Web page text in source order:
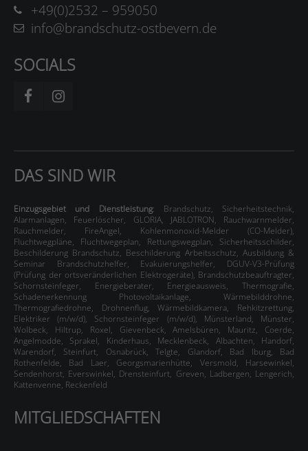
+49(0)2532 – 959050
info@brandschutz-ostbevern.de
SOCIALS
DAS SIND WIR
Einzugsgebiet und Dienstleistung: Brandschutz, Sicherheitstechnik,
Alarmanlagen, Feuerlöscher, GLORIA, JABLOTRON, Rauchwarnmelder,
Rauchmelder, FireAngel, Kohlenmonoxid-Melder (CO-Melder),
Fluchtwegpläne, Fluchtwegeplan, Rettungswegplan, Sicherheitsschilder,
Beschilderung Brandschutz, Beschilderung Arbeitsschutz, Ausbildung &
Seminar Brandschutzhelfer, Evakuierungshelfer, DGUV-V3-Prüfung
(Prüfung der ortsveränderlichen Elektrogeräte), Brandschutzbeauftragter,
Schornsteinfeger, Energieberater, Energieausweis,Thermografie,
Schadenerkennung
Photovoltaikanlage, Wärmebilddrohne,
Thermografiedrohne, Drohnenflug,Wärmebildkamera, Rehkitzrettung,
Elektriker (m/w/d), Schornsteinfeger (m/w/d), Münsterland, Münster,
Wolbeck, Hiltrup, Roxel, Gievenbeck, Amelsbüren, Mauritz, Coerde,
Angelmodde, Sprakel, Kinderhaus, Mecklenbeck, Albachten, Handorf,
Warendorf, Steinfurt, Osnabrück, Telgte, Glandorf, Bad Iburg, Bad
Rothenfelde, Bad Laer, Georgsmarienhütte, Versmold, Harsewinkel,
Sendenhorst, Everswinkel, Drensteinfurt, Greven, Ladbergen, Lengerich,
Kattenvenne, Reckenfeld
MITGLIEDSCHAFTEN